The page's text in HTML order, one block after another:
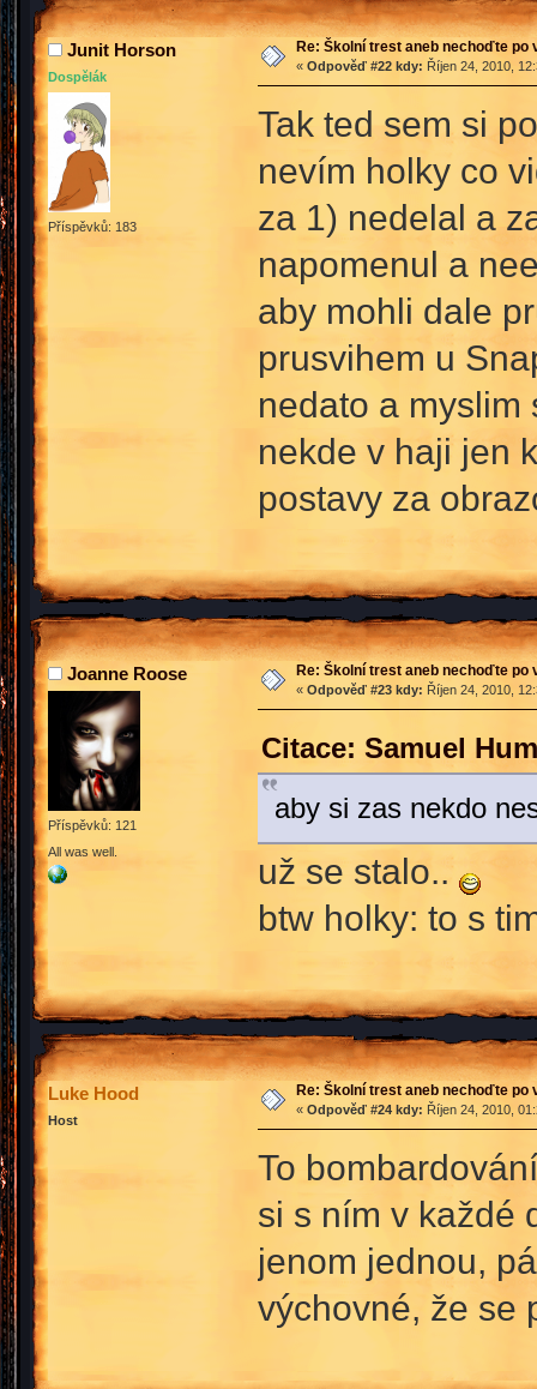
Junit Horson
Dospělák
Příspěvků: 183
Re: Školní trest aneb nechoďte po
« Odpověď #22 kdy: Říjen 24, 2010,
Tak ted sem si
nevím holky co
za 1) nedelal a
napomenul a
aby mohli dale
prusvihem u
nedato a
nekde v haji jen
postavy za
Joanne Roose
Příspěvků: 121
All was well.
Re: Školní trest aneb nechoďte po
« Odpověď #23 kdy: Říjen 24, 2010,
Citace: Samuel
aby si zas nekdo
už se stalo..
btw holky: to s
Luke Hood
Host
Re: Školní trest aneb nechoďte po
« Odpověď #24 kdy: Říjen 24, 2010,
To
si s ním v každé
jenom jednou,
výchovné, že se